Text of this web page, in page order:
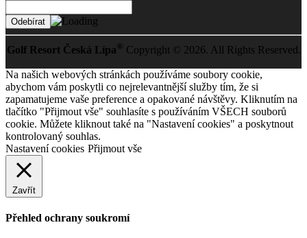
Golf Resort Česká Lípa ® Copyright © 2026. All Rights Reserved.
Na našich webových stránkách používáme soubory cookie,
abychom vám poskytli co nejrelevantnější služby tím, že si
zapamatujeme vaše preference a opakované návštěvy. Kliknutím na
tlačítko "Přijmout vše" souhlasíte s používáním VŠECH souborů
cookie. Můžete kliknout také na "Nastavení cookies" a poskytnout
kontrolovaný souhlas.
Nastavení cookies Přijmout vše
Zavřít
Přehled ochrany soukromí